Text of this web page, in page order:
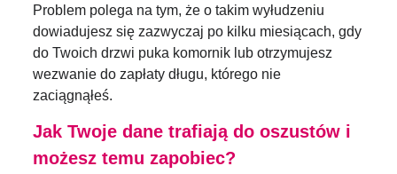
Problem polega na tym, że o takim wyłudzeniu
dowiadujesz się zazwyczaj po kilku miesiącach, gdy
do Twoich drzwi puka komornik lub otrzymujesz
wezwanie do zapłaty długu, którego nie
zaciągnąłeś.
Jak Twoje dane trafiają do oszustów i
możesz temu zapobiec?